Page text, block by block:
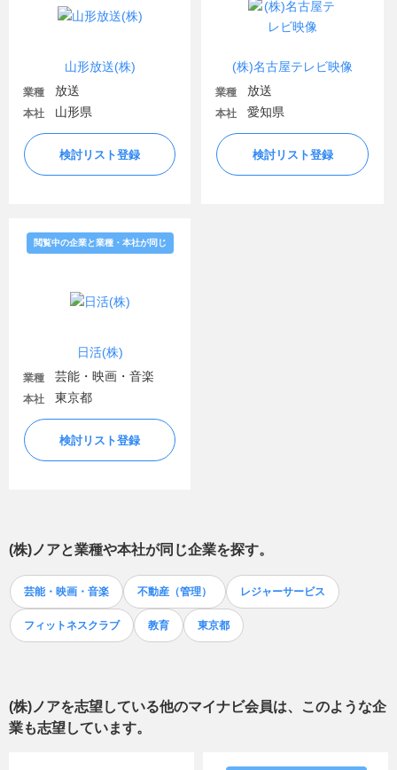
山形放送(株)
業種 放送
本社 山形県
検討リスト登録
(株)名古屋テレビ映像
業種 放送
本社 愛知県
検討リスト登録
日活(株)
閲覧中の企業と業種・本社が同じ
業種 芸能・映画・音楽
本社 東京都
検討リスト登録
(株)ノアと業種や本社が同じ企業を探す。
芸能・映画・音楽 不動産（管理） レジャーサービス
フィットネスクラブ 教育 東京都
(株)ノアを志望している他のマイナビ会員は、このような企
業も志望しています。